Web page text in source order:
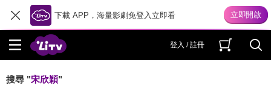
下載 APP，海量影劇免登入立即看
登入 / 註冊
搜尋 "宋欣穎"